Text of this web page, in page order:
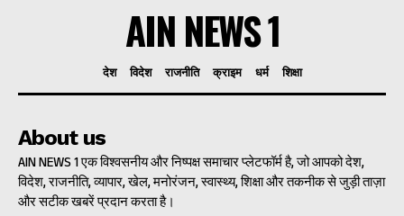
AIN NEWS 1
देश विदेश राजनीति क्राइम धर्म शिक्षा
About us
AIN NEWS 1 एक विश्वसनीय और निष्पक्ष समाचार प्लेटफॉर्म है, जो आपको देश,
विदेश, राजनीति, व्यापार, खेल, मनोरंजन, स्वास्थ्य, शिक्षा और तकनीक से जुड़ी ताज़ा
और सटीक खबरें प्रदान करता है।